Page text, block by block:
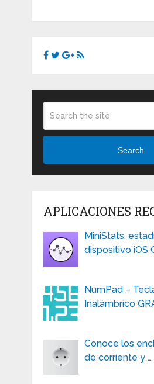
Search
APLICACIONES
MiniStats,
dispositivo iOS
NumPad –
Inalámbrico
Conoce los
de corriente y …